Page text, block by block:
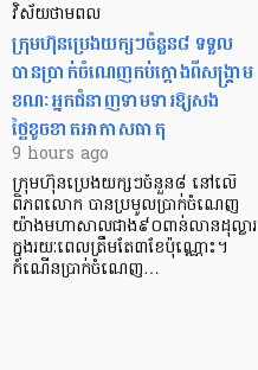
វិស័យថាមពល
ក្រុមហ៊ុនប្រេងយក្សៗចំនួន៨ ទទួល
បានប្រាក់ចំណេញកប់ក្តោងពីសង្គ្រាម
ខណៈអ្នកជំនាញទាមទារឱ្យសង
ថ្លៃខូចខាតអាកាសធាតុ
9 hours ago
ក្រុមហ៊ុនប្រេងយក្សៗចំនួន៨ នៅលើ
ពិភពលោក បានប្រមូលប្រាក់ចំណេញ
យ៉ាងមហាសាលជាង៩០ពាន់លានដុល្លារ
ក្នុងរយៈពេលត្រឹមតែ៣ខែប៉ុណ្ណោះ។
កំណើនប្រាក់ចំណេញ…